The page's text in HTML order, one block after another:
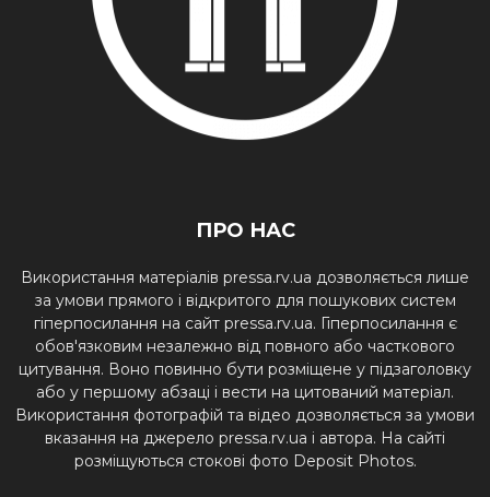
ПРО НАС
Використання матеріалів pressa.rv.ua дозволяється лише
за умови прямого і відкритого для пошукових систем
гіперпосилання на сайт pressa.rv.ua. Гіперпосилання є
обов'язковим незалежно від повного або часткового
цитування. Воно повинно бути розміщене у підзаголовку
або у першому абзаці і вести на цитований матеріал.
Використання фотографій та відео дозволяється за умови
вказання на джерело pressa.rv.ua і автора. На сайті
розміщуються стокові фото Deposit Photos.